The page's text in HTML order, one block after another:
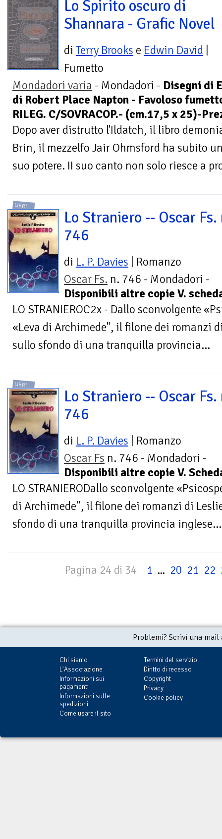
Lo Spirito oscuro di
Shannara - Grafic Novel
di Terry Brooks e Edwin David
Fumetto
Mondadori varia - Mondadori - Disegni di
di Robert Place Napton - Favoloso
RILEG. C/SOVRACOP.- (cm.17,5 x 25)-
Dopo aver distrutto l'Ildatch, il libro
Brin, il mezzelfo Jair Ohmsford ha subito
suo potere. II suo canto non solo riesce a
LIBRI
Lo Straniero -- Oscar Fs.
746
di L. P. Davies | Romanzo
Oscar Fs. n. 746 - Mondadori -
Disponibili altre copie V.
LO STRANIEROC2x - Dallo sconvolgente
«Leva di Archimede", il filone dei romanzi
sullo sfondo di una tranquilla provincia...
LIBRI
Lo Straniero -- Oscar Fs.
746
di L. P. Davies | Romanzo
Oscar Fs n. 746 - Mondadori -
Disponibili altre copie V.
LO STRANIERODallo sconvolgente
di Archimede”, il filone dei romanzi di
sfondo di una tranquilla provincia
Pagina 24 di 34 1 ... 20 21 22
Problemi? Scrivi una
Chi siamo
L'Associazione
Informazioni sui
pagamenti
Informazioni sulle
spedizioni
Come usare il sito
Termini del servizio
Diritto di recesso
Copyright
Privacy
Cookie policy